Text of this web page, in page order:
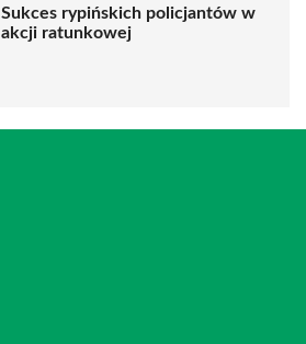
Sukces rypińskich policjantów w
akcji ratunkowej